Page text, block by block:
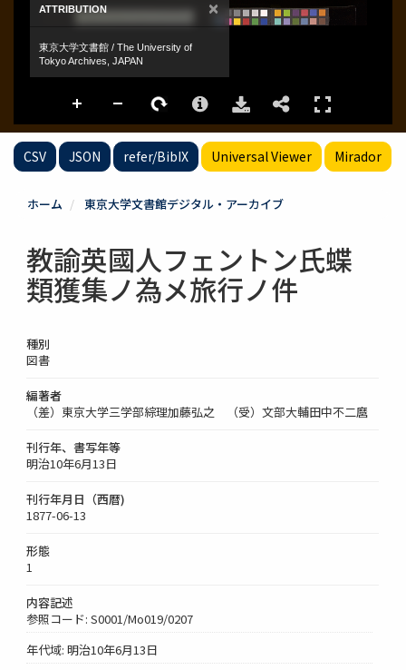
CSV JSON refer/BibIX Universal Viewer Mirador
ホーム 東京大学文書館デジタル・アーカイブ
教諭英國人フェントン氏蝶
類獲集ノ為メ旅行ノ件
種別
図書
編著者
（差）東京大学三学部綜理加藤弘之 （受）文部大輔田中不二麿
刊行年、書写年等
明治10年6月13日
刊行年月日（西暦)
1877-06-13
形態
1
内容記述
参照コード: S0001/Mo019/0207
年代域: 明治10年6月13日